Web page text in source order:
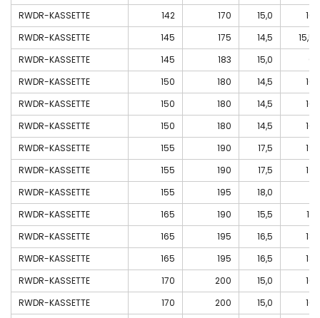
RWDR-KASSETTE
142 170 15,0
16
RWDR-KASSETTE
145 175 14,5
15,5
RWDR-KASSETTE
145 183 15,0
0
RWDR-KASSETTE
150 180 14,5
16
RWDR-KASSETTE
150 180 14,5
16
RWDR-KASSETTE
150 180 14,5
16
RWDR-KASSETTE
155 190 17,5
19
RWDR-KASSETTE
155 190 17,5
19
RWDR-KASSETTE
155 195
18,0
RWDR-KASSETTE
165 190 15,5
17
RWDR-KASSETTE
165 195 16,5
18
RWDR-KASSETTE
165 195 16,5
18
RWDR-KASSETTE
170 200 15,0
16
RWDR-KASSETTE
170 200 15,0
16